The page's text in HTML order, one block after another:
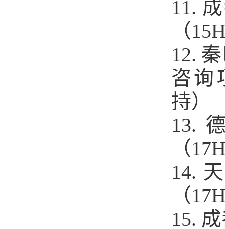
11.
（
12.
咨询
持）
13.
（
14.
（
15.